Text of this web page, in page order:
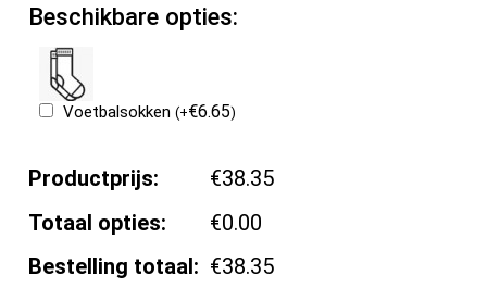
Beschikbare opties:
Voetbalsokken(+€6.65)
Productprijs:
€38.35
Totaal opties:
€0.00
Bestelling totaal: €38.35